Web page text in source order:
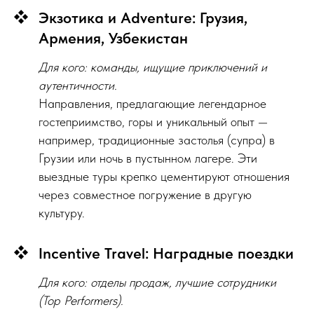
Экзотика и Adventure: Грузия,
Армения, Узбекистан
Для кого: команды, ищущие приключений и
аутентичности.
Направления, предлагающие легендарное
гостеприимство, горы и уникальный опыт —
например, традиционные застолья (супра) в
Грузии или ночь в пустынном лагере. Эти
выездные туры крепко цементируют отношения
через совместное погружение в другую
культуру.
Incentive Travel: Наградные поездки
Для кого: отделы продаж, лучшие сотрудники
(Top Performers).